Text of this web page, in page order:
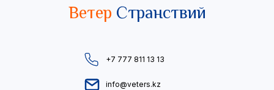
Ветер Странствий
+7 777 811 13 13
info@veters.kz